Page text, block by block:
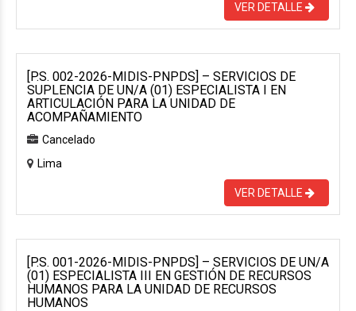
VER DETALLE
[P.S. 002-2026-MIDIS-PNPDS] – SERVICIOS DE
SUPLENCIA DE UN/A (01) ESPECIALISTA I EN
ARTICULACIÓN PARA LA UNIDAD DE
ACOMPAÑAMIENTO
Cancelado
Lima
VER DETALLE
[P.S. 001-2026-MIDIS-PNPDS] – SERVICIOS DE UN/A
(01) ESPECIALISTA III EN GESTIÓN DE RECURSOS
HUMANOS PARA LA UNIDAD DE RECURSOS
HUMANOS